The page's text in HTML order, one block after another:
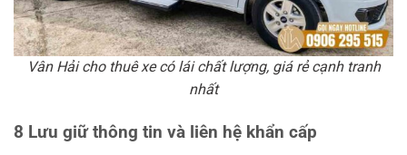
Vân Hải cho thuê xe có lái chất lượng, giá rẻ cạnh tranh
nhất
8 Lưu giữ thông tin và liên hệ khẩn cấp